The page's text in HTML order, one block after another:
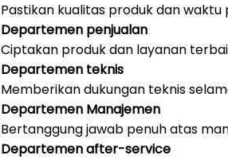
Pastikan kualitas produk dan waktu
Departemen penjualan
Ciptakan produk dan layanan
Departemen teknis
Memberikan dukungan teknis
Departemen Manajemen
Bertanggung jawab penuh atas
Departemen after-service